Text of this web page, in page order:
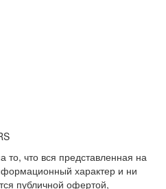
что вся представленная на
характер и ни
публичной офертой,